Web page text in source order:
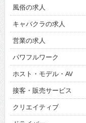
風俗の求人
キャバクラの求人
営業の求人
パワフルワーク
ホスト・モデル・AV
接客・販売サービス
クリエイティブ